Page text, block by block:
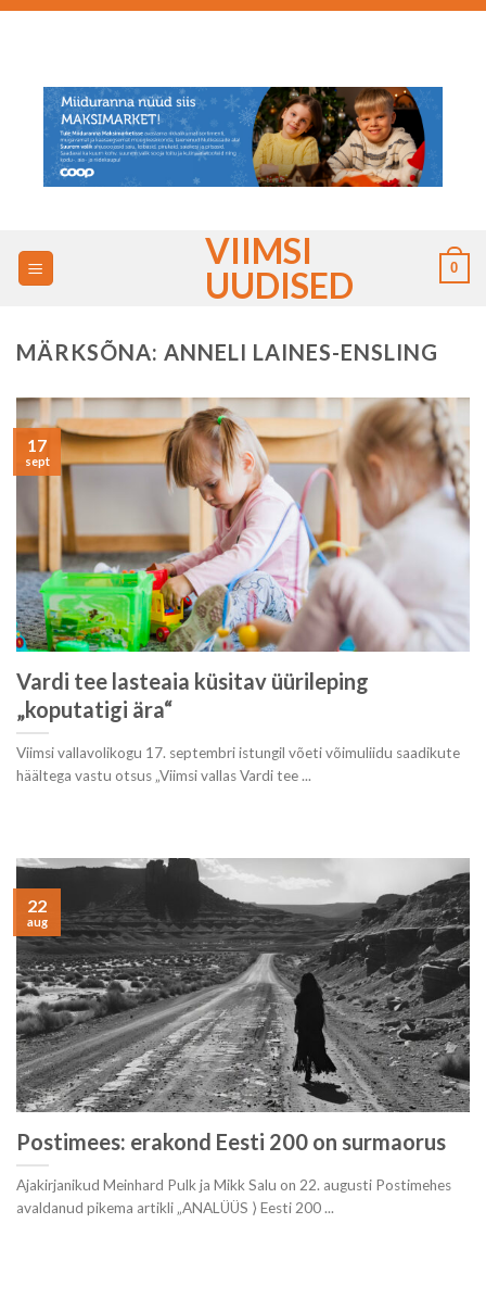
Skip
VIIMSI
UUDISED
0
MÄRKSÕNA: ANNELI LAINES-ENSLING
Vardi tee lasteaia küsitav üürileping
„koputatigi ära“
Viimsi vallavolikogu 17. septembri istungil võeti võimuliidu saadikute
häältega vastu otsus „Viimsi vallas Vardi tee ...
17
sept
Postimees: erakond Eesti 200 on surmaorus
Ajakirjanikud Meinhard Pulk ja Mikk Salu on 22. augusti Postimehes
avaldanud pikema artikli „ANALÜÜS ⟩ Eesti 200 ...
22
aug